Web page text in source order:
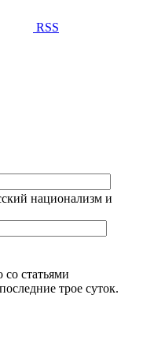
RSS
национализм и
статьями
трое суток.